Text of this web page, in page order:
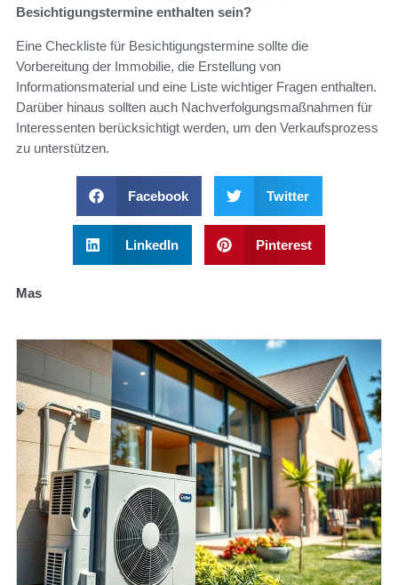
Besichtigungstermine enthalten sein?
Eine Checkliste für Besichtigungstermine sollte die
Vorbereitung der Immobilie, die Erstellung von
Informationsmaterial und eine Liste wichtiger Fragen enthalten.
Darüber hinaus sollten auch Nachverfolgungsmaßnahmen für
Interessenten berücksichtigt werden, um den Verkaufsprozess
zu unterstützen.
Facebook Twitter
LinkedIn Pinterest
Mas